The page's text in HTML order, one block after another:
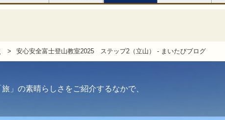
安心安全富士登山教室2025 ステップ2（立山） - まいたびブログ
」の素晴らしさをご紹介するなかで、